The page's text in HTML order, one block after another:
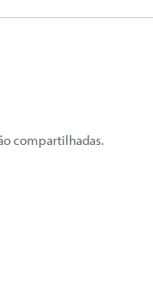
compartilhadas.